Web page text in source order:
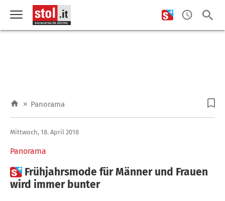
» Panorama
Panorama
Mittwoch, 18. April 2018
 Frühjahrsmode für Männer und Frauen
wird immer bunter